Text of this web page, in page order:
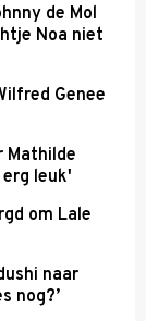
de Mol
Noa niet
Genee
Mathilde
leuk'
om Lale
naar
nog?’